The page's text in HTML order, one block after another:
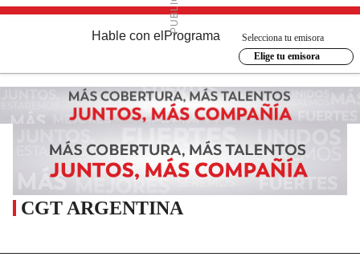
Hable con el Programa
Selecciona tu emisora
Elige tu emisora
CGT ARGENTINA